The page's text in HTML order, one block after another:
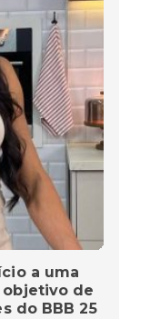
a uma
objetivo de
do BBB 25